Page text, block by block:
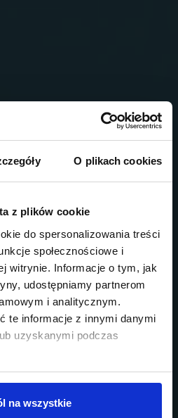
O plikach cookies
z plików cookie
do spersonalizowania treści
społecznościowe i
witrynie. Informacje o tym, jak
udostępniamy partnerom
i analitycznym.
te informacje z innymi danymi
uzyskanymi podczas
na wszystkie